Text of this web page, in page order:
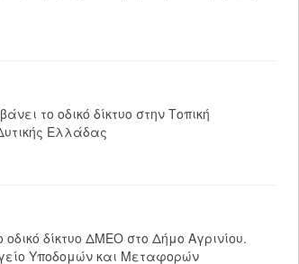
το οδικό δίκτυο στην Τοπική
Ελλάδας
δίκτυο ΔΜΕΟ στο Δήμο Αγρινίου.
Υποδομών και Μεταφορών